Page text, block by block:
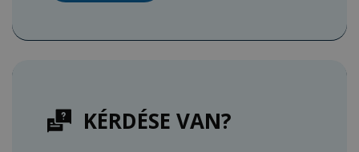
KÉRDÉSE VAN?